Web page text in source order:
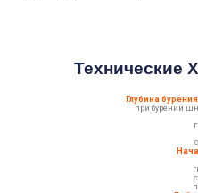
Технические
Глубина
при бурении